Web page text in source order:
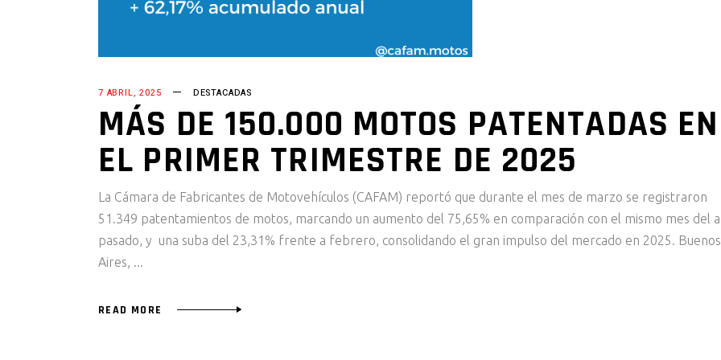
7 ABRIL, 2025 DESTACADAS
MÁS DE 150.000 MOTOS PATENTADAS EN
EL PRIMER TRIMESTRE DE 2025
La Cámara de Fabricantes de Motovehículos (CAFAM) reportó que durante el mes de marzo se registraron
51.349 patentamientos de motos, marcando un aumento del 75,65% en comparación con el mismo mes del
pasado, y una suba del 23,31% frente a febrero, consolidando el gran impulso del mercado en 2025. Buenos
Aires,
READ MORE